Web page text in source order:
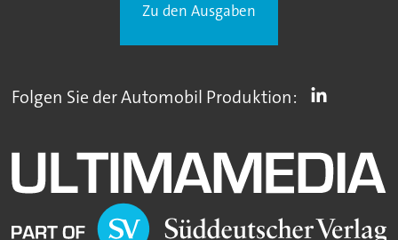
Zu den Ausgaben
Folgen Sie der Automobil Produktion: